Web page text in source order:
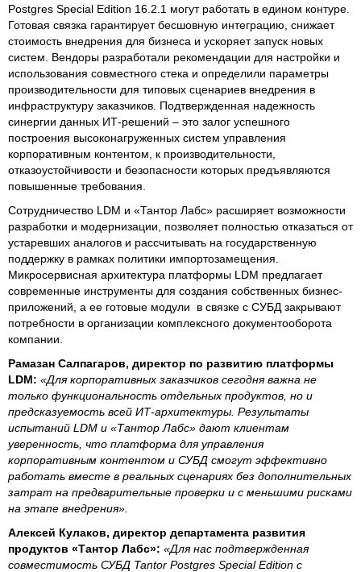
Postgres Special Edition 16.2.1 могут работать в едином контуре.
Готовая связка гарантирует бесшовную интеграцию, снижает
стоимость внедрения для бизнеса и ускоряет запуск новых
систем. Вендоры разработали рекомендации для настройки и
использования совместного стека и определили параметры
производительности для типовых сценариев внедрения в
инфраструктуру заказчиков. Подтвержденная надежность
синергии данных ИТ-решений – это залог успешного
построения высоконагруженных систем управления
корпоративным контентом, к производительности,
отказоустойчивости и безопасности которых предъявляются
повышенные требования.
Сотрудничество LDM и «Тантор Лабс» расширяет возможности
разработки и модернизации, позволяет полностью отказаться от
устаревших аналогов и рассчитывать на государственную
поддержку в рамках политики импортозамещения.
Микросервисная архитектура платформы LDM предлагает
современные инструменты для создания собственных бизнес-
приложений, а ее готовые модули в связке с СУБД закрывают
потребности в организации комплексного документооборота
компании.
Рамазан Салпагаров, директор по развитию платформы
LDM: «Для корпоративных заказчиков сегодня важна не
только функциональность отдельных продуктов, но и
предсказуемость всей ИТ-архитектуры. Результаты
испытаний LDM и «Тантор Лабс» дают клиентам
уверенность, что платформа для управления
корпоративным контентом и СУБД смогут эффективно
работать вместе в реальных сценариях без дополнительных
затрат на предварительные проверки и с меньшими рисками
на этапе внедрения».
Алексей Кулаков, директор департамента развития
продуктов «Тантор Лабс»: «Для нас подтвержденная
совместимость СУБД Tantor Postgres Special Edition с